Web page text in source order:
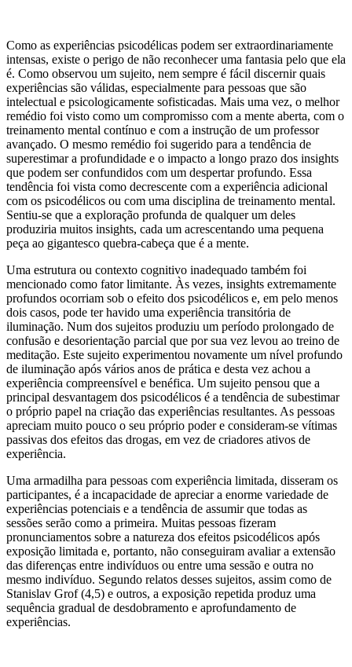
Como as experiências psicodélicas podem ser extraordinariamente
intensas, existe o perigo de não reconhecer uma fantasia pelo que ela
é. Como observou um sujeito, nem sempre é fácil discernir quais
experiências são válidas, especialmente para pessoas que são
intelectual e psicologicamente sofisticadas. Mais uma vez, o melhor
remédio foi visto como um compromisso com a mente aberta, com o
treinamento mental contínuo e com a instrução de um professor
avançado. O mesmo remédio foi sugerido para a tendência de
superestimar a profundidade e o impacto a longo prazo dos insights
que podem ser confundidos com um despertar profundo. Essa
tendência foi vista como decrescente com a experiência adicional
com os psicodélicos ou com uma disciplina de treinamento mental.
Sentiu-se que a exploração profunda de qualquer um deles
produziria muitos insights, cada um acrescentando uma pequena
peça ao gigantesco quebra-cabeça que é a mente.
Uma estrutura ou contexto cognitivo inadequado também foi
mencionado como fator limitante. Às vezes, insights extremamente
profundos ocorriam sob o efeito dos psicodélicos e, em pelo menos
dois casos, pode ter havido uma experiência transitória de
iluminação. Num dos sujeitos produziu um período prolongado de
confusão e desorientação parcial que por sua vez levou ao treino de
meditação. Este sujeito experimentou novamente um nível profundo
de iluminação após vários anos de prática e desta vez achou a
experiência compreensível e benéfica. Um sujeito pensou que a
principal desvantagem dos psicodélicos é a tendência de subestimar
o próprio papel na criação das experiências resultantes. As pessoas
apreciam muito pouco o seu próprio poder e consideram-se vítimas
passivas dos efeitos das drogas, em vez de criadores ativos de
experiência.
Uma armadilha para pessoas com experiência limitada, disseram os
participantes, é a incapacidade de apreciar a enorme variedade de
experiências potenciais e a tendência de assumir que todas as
sessões serão como a primeira. Muitas pessoas fizeram
pronunciamentos sobre a natureza dos efeitos psicodélicos após
exposição limitada e, portanto, não conseguiram avaliar a extensão
das diferenças entre indivíduos ou entre uma sessão e outra no
mesmo indivíduo. Segundo relatos desses sujeitos, assim como de
Stanislav Grof (4,5) e outros, a exposição repetida produz uma
sequência gradual de desdobramento e aprofundamento de
experiências.